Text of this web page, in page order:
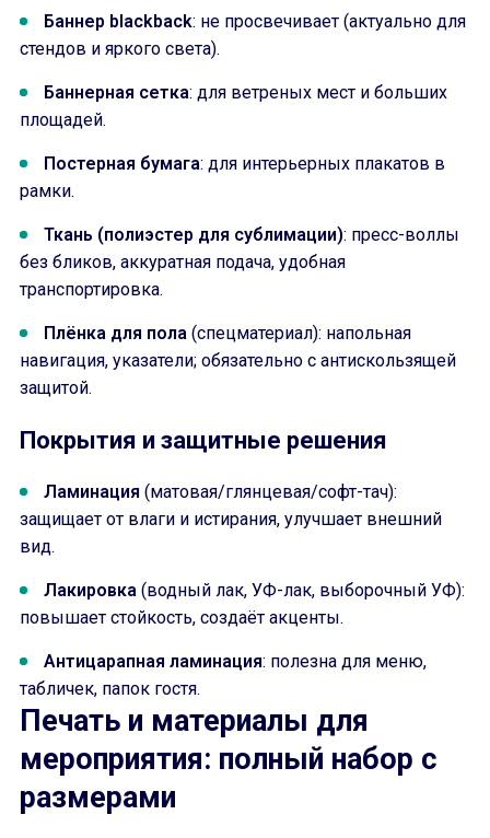
Баннер blackback: не просвечивает (актуально для
стендов и яркого света).
Баннерная сетка: для ветреных мест и больших
площадей.
Постерная бумага: для интерьерных плакатов в
рамки.
Ткань (полиэстер для сублимации): пресс-воллы
без бликов, аккуратная подача, удобная
транспортировка.
Плёнка для пола (спецматериал): напольная
навигация, указатели; обязательно с антискользящей
защитой.
Покрытия и защитные решения
Ламинация (матовая/глянцевая/софт-тач):
защищает от влаги и истирания, улучшает внешний
вид.
Лакировка (водный лак, УФ-лак, выборочный УФ):
повышает стойкость, создаёт акценты.
Антицарапная ламинация: полезна для меню,
табличек, папок гостя.
Печать и материалы для
мероприятия: полный набор с
размерами